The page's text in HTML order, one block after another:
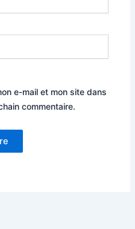
e-mail et mon site dans
commentaire.